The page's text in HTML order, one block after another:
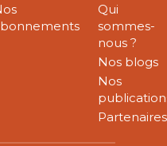
Qui
sommes-
nous ?
Nos blogs
Nos
Partenaires